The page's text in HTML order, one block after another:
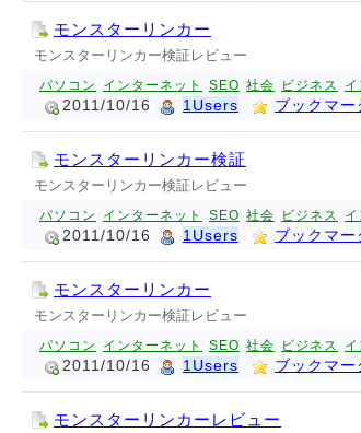
モンスターリンカー
モンスターリンカー検証レビュー
パソコン インターネット SEO 社会 ビジネス
2011/10/16 1Users ブックマー
モンスターリンカー検証
モンスターリンカー検証レビュー
パソコン インターネット SEO 社会 ビジネス
2011/10/16 1Users ブックマー
モンスターリンカー
モンスターリンカー検証レビュー
パソコン インターネット SEO 社会 ビジネス
2011/10/16 1Users ブックマー
モンスターリンカーレビュー